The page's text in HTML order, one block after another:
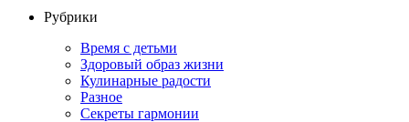
Рубрики
Время с детьми
Здоровый образ жизни
Кулинарные радости
Разное
Секреты гармонии